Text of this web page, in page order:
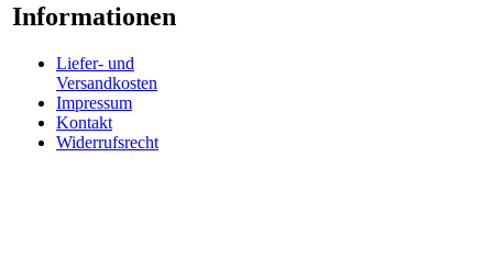
Informationen
Liefer- und
Versandkosten
Impressum
Kontakt
Widerrufsrecht